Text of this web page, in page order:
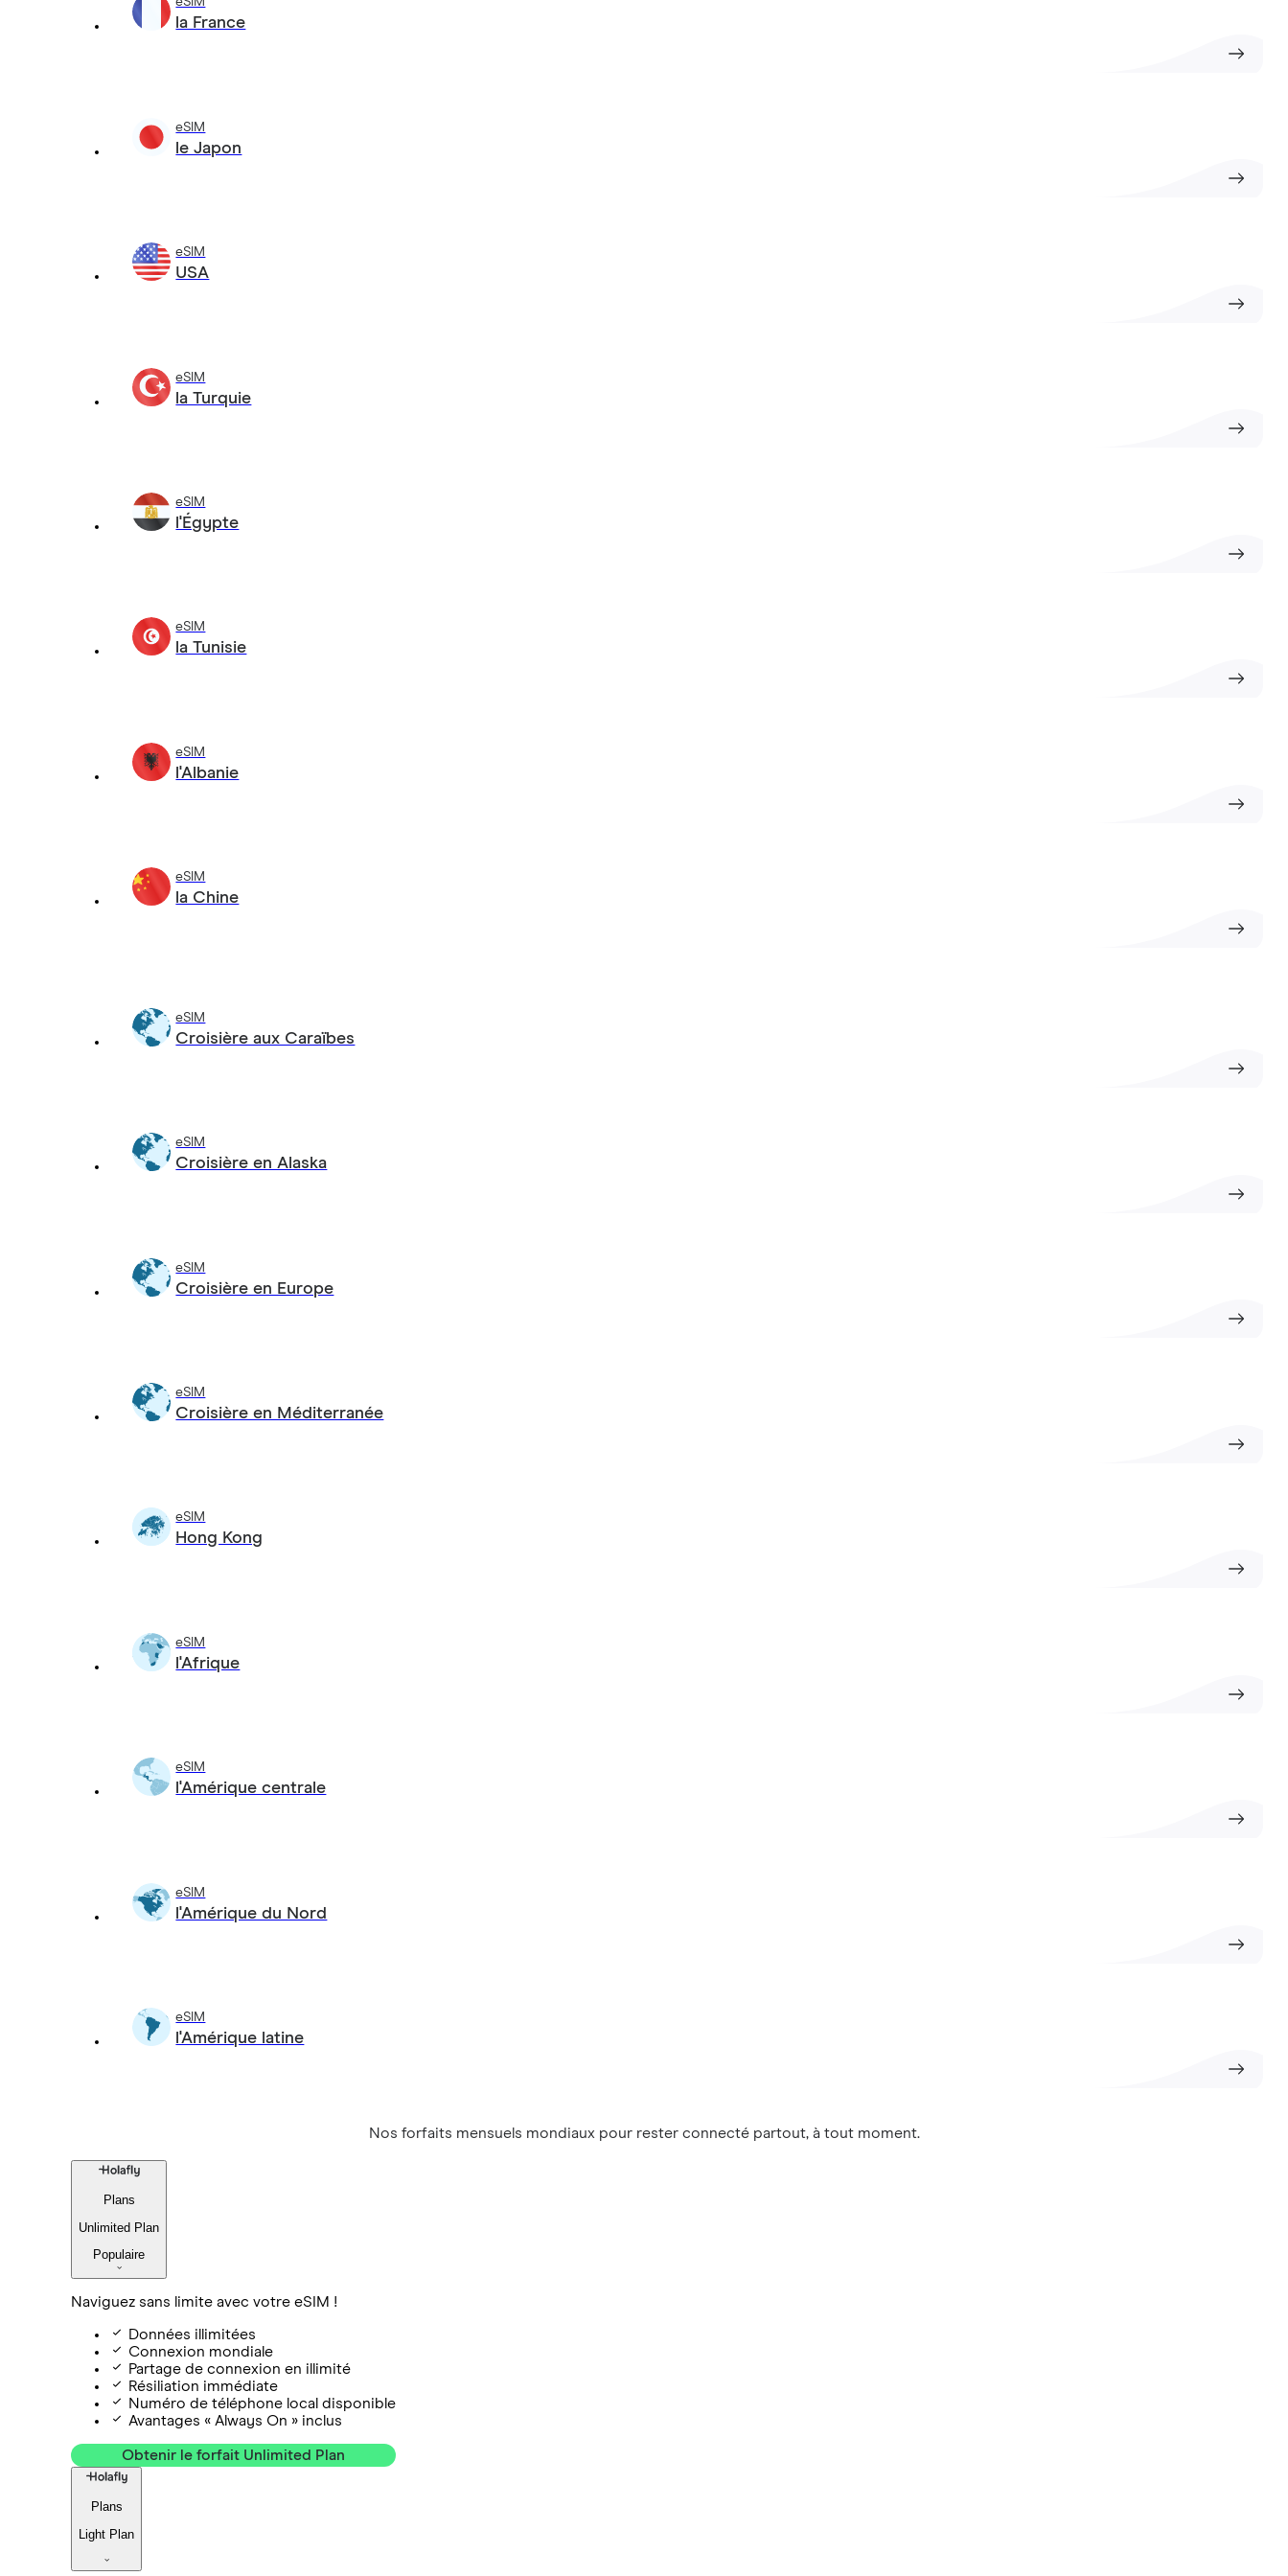
la France
eSIM
le Japon
eSIM
USA
eSIM
la Turquie
eSIM
l'Égypte
eSIM
la Tunisie
eSIM
l'Albanie
eSIM
la Chine
eSIM
Croisière aux Caraïbes
eSIM
Croisière en Alaska
eSIM
Croisière en Europe
eSIM
Croisière en Méditerranée
eSIM
Hong Kong
eSIM
l'Afrique
eSIM
l'Amérique centrale
eSIM
l'Amérique du Nord
eSIM
l'Amérique latine
Nos forfaits mensuels mondiaux pour rester connecté partout, à tout moment.
Plans
Unlimited Plan
Populaire
Naviguez sans limite avec votre eSIM !
Données illimitées
Connexion mondiale
Partage de connexion en illimité
Résiliation immédiate
Numéro de téléphone local disponible
Avantages « Always On » inclus
Obtenir le forfait Unlimited Plan
Plans
Light Plan